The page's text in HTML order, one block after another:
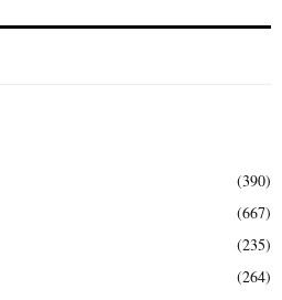
(390)
(667)
(235)
(264)